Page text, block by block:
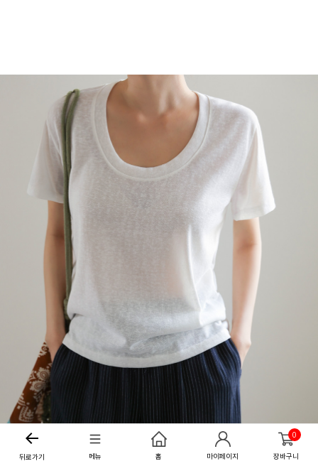
뒤로가기 메뉴 홈 마이페이지
0
장바구니